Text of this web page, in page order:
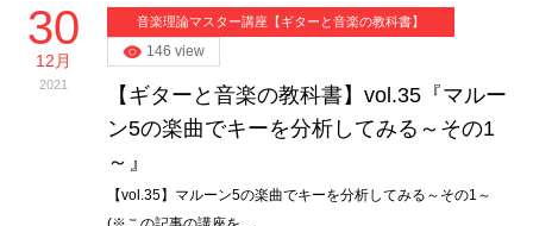
30
12月
2021
音楽理論マスター講座【ギターと音楽の教科書】
146 view
【ギターと音楽の教科書】vol.35『マルー
ン5の楽曲でキーを分析してみる～その1
～』
【vol.35】マルーン5の楽曲でキーを分析してみる～その1～